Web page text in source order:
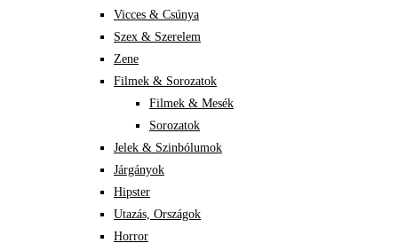
Vicces & Csúnya
Szex & Szerelem
Zene
Filmek & Sorozatok
Filmek & Mesék
Sorozatok
Jelek & Szinbólumok
Járgányok
Hipster
Utazás, Országok
Horror